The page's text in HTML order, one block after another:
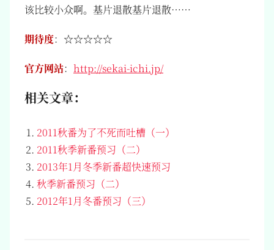
该比较小众啊。基片退散基片退散……
期待度：☆☆☆☆☆
官方网站： http://sekai-ichi.jp/
相关文章：
2011秋番为了不死而吐槽（一）
2011秋季新番预习（二）
2013年1月冬季新番超快速预习
秋季新番预习（二）
2012年1月冬番预习（三）